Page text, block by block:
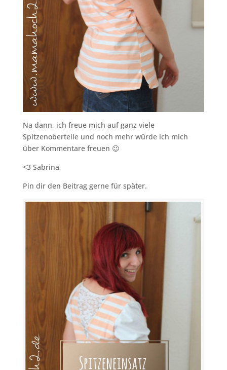
Na dann, ich freue mich auf ganz viele
Spitzenoberteile und noch mehr würde ich mich
über Kommentare freuen 😉
<3 Sabrina
Pin dir den Beitrag gerne für später.